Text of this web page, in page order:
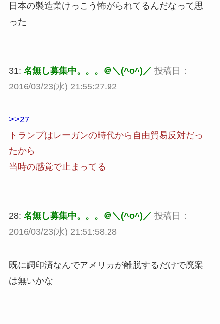
日本の製造業けっこう怖がられてるんだなって思
った
31: 名無し募集中。。。＠＼(^o^)／ 投稿日：
2016/03/23(水) 21:55:27.92
>>27
トランプはレーガンの時代から自由貿易反対だっ
たから
当時の感覚で止まってる
28: 名無し募集中。。。＠＼(^o^)／ 投稿日：
2016/03/23(水) 21:51:58.28
既に調印済なんでアメリカが離脱するだけで廃案
は無いかな